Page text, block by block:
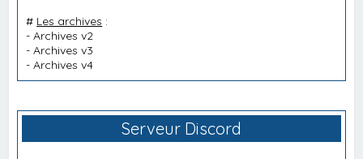
# Les archives :
-Archives v2
-Archives v3
-Archives v4
Serveur Discord